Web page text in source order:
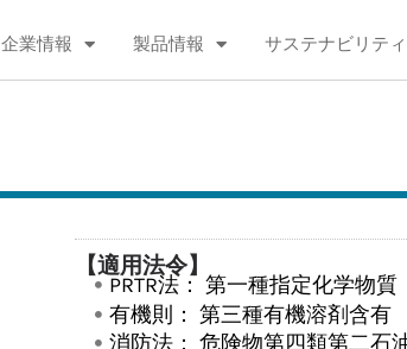
企業情報 製品情報 サステナビリティ
【適用法令】
PRTR法： 第一種指定化学物質
有機則： 第三種有機溶剤含有
消防法： 危険物第四類第二石